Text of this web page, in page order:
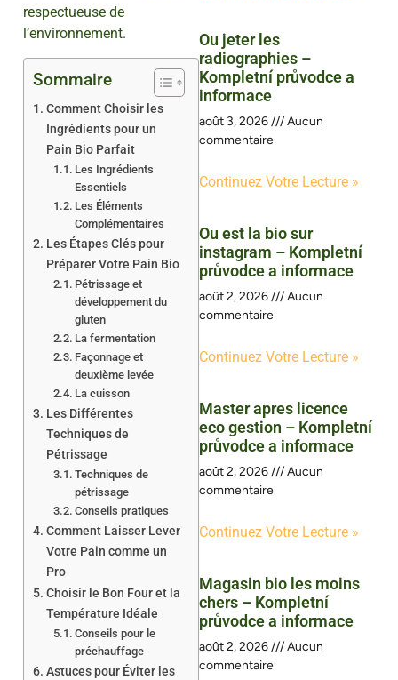
respectueuse de
l’environnement.
Sommaire
Comment Choisir les
Ingrédients pour un
Pain Bio Parfait
Les Ingrédients
Essentiels
Les Éléments
Complémentaires
Les Étapes Clés pour
Préparer Votre Pain Bio
Pétrissage et
développement du
gluten
La fermentation
Façonnage et
deuxième levée
La cuisson
Les Différentes
Techniques de
Pétrissage
Techniques de
pétrissage
Conseils pratiques
Comment Laisser Lever
Votre Pain comme un
Pro
Choisir le Bon Four et la
Température Idéale
Conseils pour le
préchauffage
Astuces pour Éviter les
Ou jeter les
radiographies –
Kompletní průvodce a
informace
août 3, 2026
Aucun
commentaire
Continuez Votre Lecture »
Ou est la bio sur
instagram – Kompletní
průvodce a informace
août 2, 2026
Aucun
commentaire
Continuez Votre Lecture »
Master apres licence
eco gestion – Kompletní
průvodce a informace
août 2, 2026
Aucun
commentaire
Continuez Votre Lecture »
Magasin bio les moins
chers – Kompletní
průvodce a informace
août 2, 2026
Aucun
commentaire